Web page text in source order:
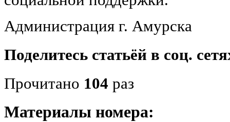
Администрация г. Амурска
Поделитесь статьёй в соц.
Прочитано 104 раз
Материалы номера: